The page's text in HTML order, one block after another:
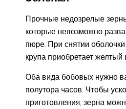
Прочные недозрелые
которые невозможно
пюре. При снятии оболочки
крупа приобретает желтый
Оба вида бобовых нужно
полутора часов. Чтобы
приготовления, зерна